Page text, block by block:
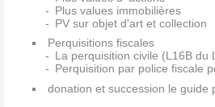
Plus values immobilières
PV sur objet d'art et collection
Perquisitions fiscales
La perquisition civile (L16B du
Perquisition par police fiscale
donation et succession le guide